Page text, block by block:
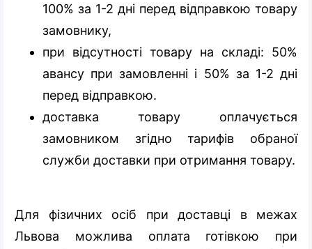
100% за 1-2 дні перед відправкою товару
замовнику,
при відсутності товару на складі: 50%
авансу при замовленні і 50% за 1-2 дні
перед відправкою.
доставка товару оплачується
замовником згідно тарифів обраної
служби доставки при отримання товару.
Для фізичних осіб при доставці в межах
Львова можлива оплата готівкою при